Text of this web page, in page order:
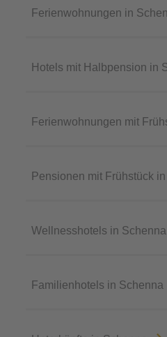
Ferienwohnungen in
Hotels mit Halbpension in
Ferienwohnungen mit
Pensionen mit Frühstück
Wellnesshotels in Schenna
Familienhotels in Schenna